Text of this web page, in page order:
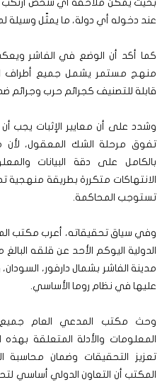
بحيث يمكن ملاحقة أي شخص ارتكب
عند دخوله أي دولة، ما يمثّل وسيلة
كما أكد أن الوضع في الفاشر
منهج مستمر يشمل جميع أطراف
قابلة للتصنيف كجرائم حرب وجرائم ضد
وشدد على أن معايير الإثبات يجب أن
تفوق مرحلة الشك المعقول، لأن
بالكامل على دقة البيانات
الانتهاكات متكررة بطريقة منهجية
تستوجب المحاكمة.
وفي سياق تحقيقاته، أعرب مكتب
الدولية اليوكم الأحد عن قلقه
مدينة الفاشر بشمال دارفور،
عليها في نظام روما الأساسي.
وحث مكتب المدعي العام جميع
المعلومات والأدلة المتعلقة
تعزيز التحقيقات وضمان محاسبة
المكتب أن التعاون الدولي أساسي